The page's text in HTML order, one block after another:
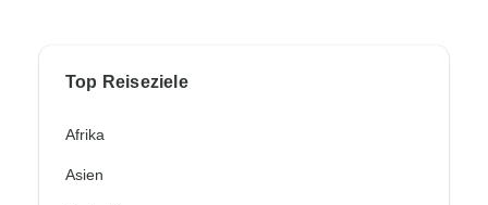
Top Reiseziele
Afrika
Asien